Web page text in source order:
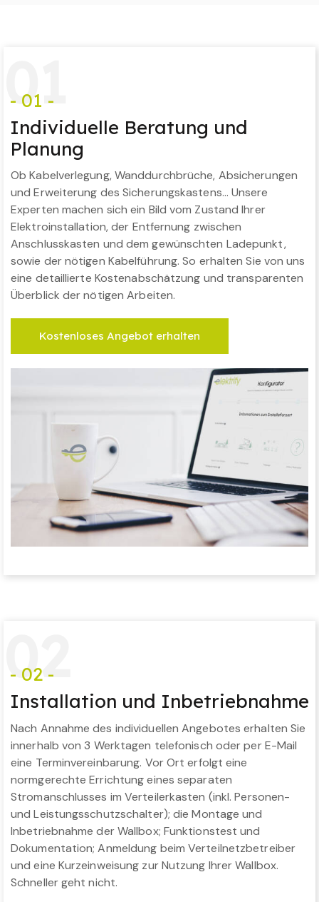
01
- 01 -
Individuelle Beratung und
Planung
Ob Kabelverlegung, Wanddurchbrüche, Absicherungen
und Erweiterung des Sicherungskastens… Unsere
Experten machen sich ein Bild vom Zustand Ihrer
Elektroinstallation, der Entfernung zwischen
Anschlusskasten und dem gewünschten Ladepunkt,
sowie der nötigen Kabelführung. So erhalten Sie von uns
eine detaillierte Kostenabschätzung und transparenten
Überblick der nötigen Arbeiten.
Kostenloses Angebot erhalten
02
- 02 -
Installation und Inbetriebnahme
Nach Annahme des individuellen Angebotes erhalten Sie
innerhalb von 3 Werktagen telefonisch oder per E-Mail
eine Terminvereinbarung. Vor Ort erfolgt eine
normgerechte Errichtung eines separaten
Stromanschlusses im Verteilerkasten (inkl. Personen-
und Leistungsschutzschalter); die Montage und
Inbetriebnahme der Wallbox; Funktionstest und
Dokumentation; Anmeldung beim Verteilnetzbetreiber
und eine Kurzeinweisung zur Nutzung Ihrer Wallbox.
Schneller geht nicht.